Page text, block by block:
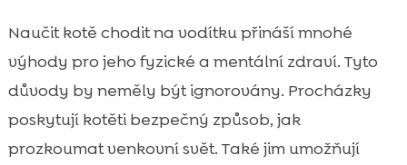
Naučit kotě chodit na vodítku přináší mnohé
výhody pro jeho fyzické a mentální zdraví. Tyto
důvody by neměly být ignorovány. Procházky
poskytují kotěti bezpečný způsob, jak
prozkoumat venkovní svět. Také jim umožňují